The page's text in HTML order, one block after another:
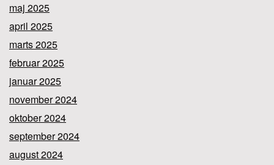
maj 2025
april 2025
marts 2025
februar 2025
januar 2025
november 2024
oktober 2024
september 2024
august 2024